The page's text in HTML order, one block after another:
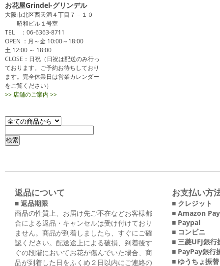
お花屋Grindel-グリンデル
大阪市北区西天満４丁目７－１０
昭和ビル１号室
TEL ：06-6363-8711
OPEN ：月～金 10:00～18:00
土 12:00 ～ 18:00
CLOSE：日祝（日祝は配送のみ行っ
ております。ご予約お待ちしており
ます。完全休業日は営業カレンダー
をご覧ください）
>> 店舗のご案内 >>
返品について
■ 返品期限
商品の性質上、お届け先ご不在などお客様都
合による返品・キャンセルは受け付けており
ません。商品が到着しましたら、すぐにご確
認ください。配送途上による破損、到着後す
ぐの段階においてお花が傷んでいた場合、商
品が到着した日をふくめ２日以内にご連絡の
お支払い方
■ クレジット
■ Amazon Pay
■ Paypal
■ コンビニ
■ 三菱UFJ銀行
■ PayPay銀行
■ ゆうちょ振替